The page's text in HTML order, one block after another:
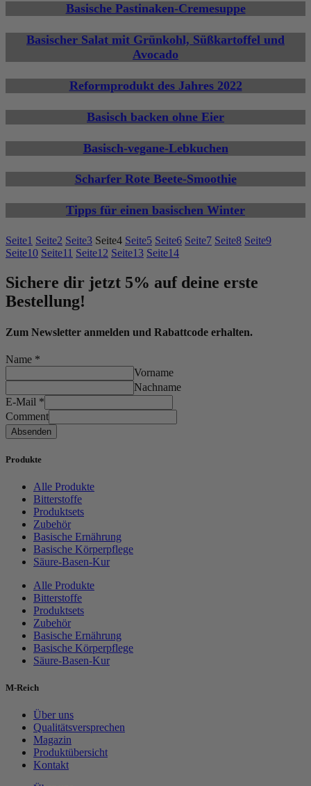
Basische Pastinaken-Cremesuppe
Basischer Salat mit Grünkohl, Süßkartoffel und
Avocado
Reformprodukt des Jahres 2022
Basisch backen ohne Eier
Basisch-vegane-Lebkuchen
Scharfer Rote Beete-Smoothie
Tipps für einen basischen Winter
Seite1 Seite2 Seite3 Seite4 Seite5 Seite6 Seite7 Seite8 Seite9
Seite10 Seite11 Seite12 Seite13 Seite14
Sichere dir jetzt 5% auf deine erste
Bestellung!
Zum Newsletter anmelden und Rabattcode erhalten.
Name *
Vorname
Nachname
E-Mail *
Comment
Absenden
Produkte
Alle Produkte
Bitterstoffe
Produktsets
Zubehör
Basische Ernährung
Basische Körperpflege
Säure-Basen-Kur
Alle Produkte
Bitterstoffe
Produktsets
Zubehör
Basische Ernährung
Basische Körperpflege
Säure-Basen-Kur
M-Reich
Über uns
Qualitätsversprechen
Magazin
Produktübersicht
Kontakt